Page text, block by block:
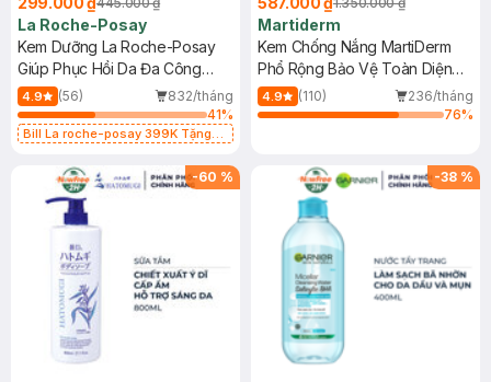
La Roche-Posay
Kem Dưỡng La Roche-Posay
Giúp Phục Hồi Da Đa Công
Dụng 40ml
4.9 (56)
832/tháng
41%
Bill La roche-posay 399K Tặng
(SL có hạn)
Martiderm
Kem Chống Nắng MartiDerm
Phổ Rộng Bảo Vệ Toàn Diện
40ml
4.9 (110)
236/tháng
76%
-60 % -38 %